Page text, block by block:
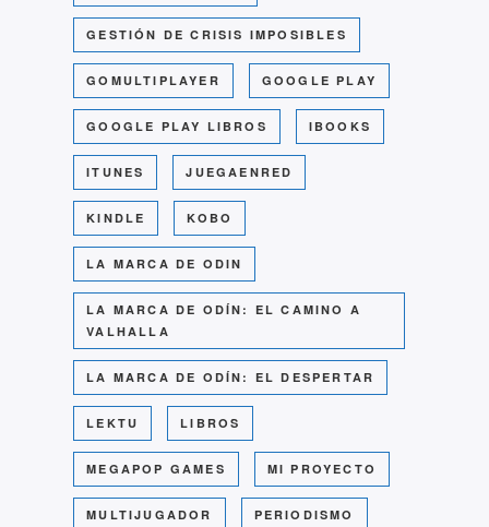
GESTIÓN DE CRISIS IMPOSIBLES
GOMULTIPLAYER GOOGLE PLAY
GOOGLE PLAY LIBROS IBOOKS
ITUNES JUEGAENRED
KINDLE KOBO
LA MARCA DE ODIN
LA MARCA DE ODÍN: EL CAMINO A
VALHALLA
LA MARCA DE ODÍN: EL DESPERTAR
LEKTU LIBROS
MEGAPOP GAMES MI PROYECTO
MULTIJUGADOR PERIODISMO